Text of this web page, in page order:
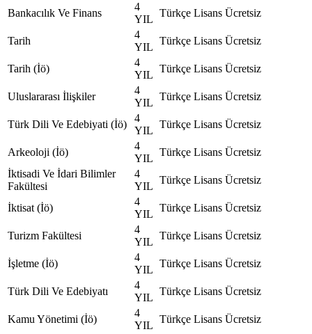
Bankacılık Ve Finans
4
YIL
Türkçe Lisans Ücretsiz
Tarih
4
YIL
Türkçe Lisans Ücretsiz
Tarih (İö)
4
YIL
Türkçe Lisans Ücretsiz
Uluslararası İlişkiler
4
YIL
Türkçe Lisans Ücretsiz
Türk Dili Ve Edebiyati (İö)
4
YIL
Türkçe Lisans Ücretsiz
Arkeoloji (İö)
4
YIL
Türkçe Lisans Ücretsiz
İktisadi Ve İdari Bilimler
Fakültesi
4
YIL
Türkçe Lisans Ücretsiz
İktisat (İö)
4
YIL
Türkçe Lisans Ücretsiz
Turizm Fakültesi
4
YIL
Türkçe Lisans Ücretsiz
İşletme (İö)
4
YIL
Türkçe Lisans Ücretsiz
Türk Dili Ve Edebiyatı
4
YIL
Türkçe Lisans Ücretsiz
Kamu Yönetimi (İö)
4
YIL
Türkçe Lisans Ücretsiz